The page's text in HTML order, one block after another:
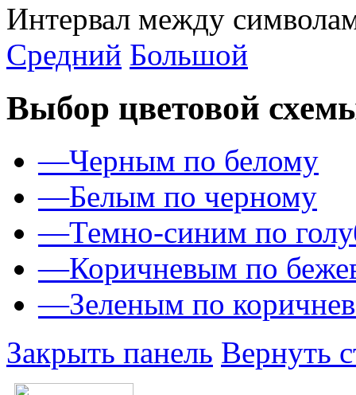
Интервал между
Средний Большой
Выбор цветовой
—Черным по белому
—Белым по черному
—Темно-синим по
—Коричневым по
—Зеленым по
Закрыть панель Вернуть